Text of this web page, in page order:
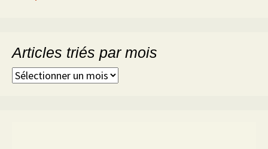
Articles triés par mois
Articles